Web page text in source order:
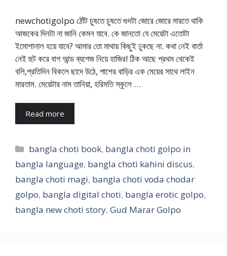
newchotigolpo ঠোঁট চুষতে চুষতে গুদটা জোরে জোরে মারতে থাকি
আজকের দিনটা না জানি কেমন যাবে. কে জানতো যে মেয়েটা এতোটা
ইমোশানাল হয়ে যাবে? আমার তো মাথায় কিছুই ঢুকছে না. কথা নেই বার্তা
নেই হুট করে বাগ আন্ড ব্যগেজ নিয়ে হাজির! ঠিক আছে প্রথম থেকেই
বলি,প্রতিদিন বিকলে ছাদে উঠে, পাশের বাড়ির এক মেয়ের সাথে লাইন
মারতাম. মেয়েটার নাম তানিয়া, হরিমতি স্কূলে …
Read more
Categories
bangla choti book, bangla choti golpo in
bangla language, bangla choti kahini discus,
bangla choti magi, bangla choti voda chodar
golpo, bangla digital choti, bangla erotic golpo,
bangla new choti story, Gud Marar Golpo